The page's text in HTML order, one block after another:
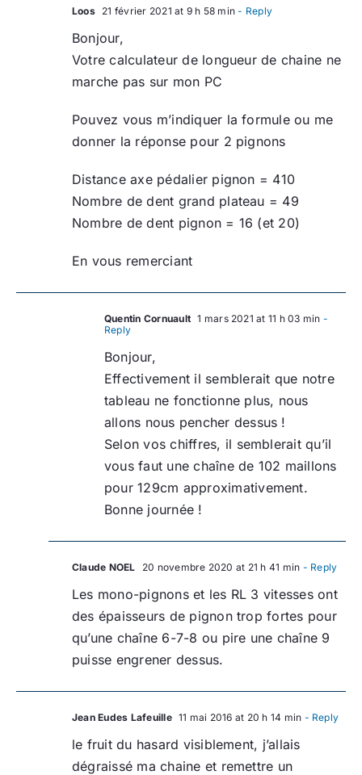
Loos 21 février 2021 at 9 h 58 min - Reply
Bonjour,
Votre calculateur de longueur de chaine ne
marche pas sur mon PC
Pouvez vous m’indiquer la formule ou me
donner la réponse pour 2 pignons
Distance axe pédalier pignon = 410
Nombre de dent grand plateau = 49
Nombre de dent pignon = 16 (et 20)
En vous remerciant
Quentin Cornuault 1 mars 2021 at 11 h 03 min -
Reply
Bonjour,
Effectivement il semblerait que notre
tableau ne fonctionne plus, nous
allons nous pencher dessus !
Selon vos chiffres, il semblerait qu’il
vous faut une chaîne de 102 maillons
pour 129cm approximativement.
Bonne journée !
Claude NOEL 20 novembre 2020 at 21 h 41 min - Reply
Les mono-pignons et les RL 3 vitesses ont
des épaisseurs de pignon trop fortes pour
qu’une chaîne 6-7-8 ou pire une chaîne 9
puisse engrener dessus.
Jean Eudes Lafeuille 11 mai 2016 at 20 h 14 min - Reply
le fruit du hasard visiblement, j’allais
dégraissé ma chaine et remettre un